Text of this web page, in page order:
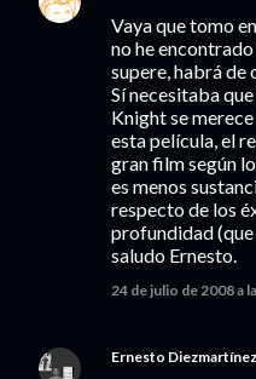
Vaya que tomo
no he
supere, habrá de
Sí necesitaba
Knight se
esta película, el
gran film según
es menos
respecto de los
profundidad (que
saludo Ernesto.
24 de julio de 2008 a
Ernesto Diezmartínez